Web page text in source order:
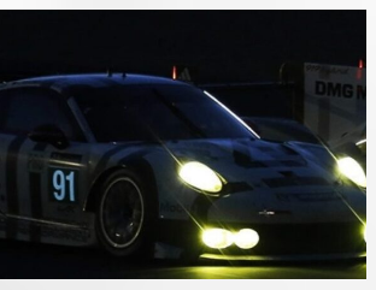
y pruebas de Automóviles